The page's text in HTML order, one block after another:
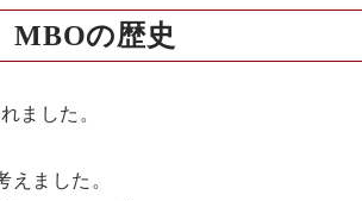
MBOの歴史
ました。
ました。